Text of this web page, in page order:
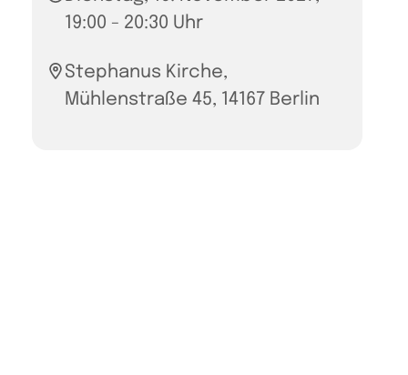
19:00 - 20:30 Uhr
Stephanus Kirche,
Mühlenstraße 45, 14167 Berlin